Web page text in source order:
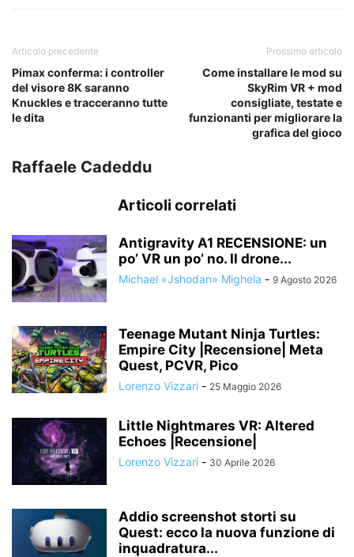
Articolo precedente
Pimax conferma: i controller
del visore 8K saranno
Knuckles e tracceranno tutte
le dita
Prossimo articolo
Come installare le mod su
SkyRim VR + mod
consigliate, testate e
funzionanti per migliorare la
grafica del gioco
Raffaele Cadeddu
Articoli correlati
Antigravity A1 RECENSIONE: un
po’ VR un po’ no. Il drone...
Michael «Jshodan» Mighela - 9 Agosto 2026
Teenage Mutant Ninja Turtles:
Empire City |Recensione| Meta
Quest, PCVR, Pico
Lorenzo Vizzari - 25 Maggio 2026
Little Nightmares VR: Altered
Echoes |Recensione|
Lorenzo Vizzari - 30 Aprile 2026
Addio screenshot storti su
Quest: ecco la nuova funzione di
inquadratura...